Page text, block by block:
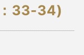
33-34)